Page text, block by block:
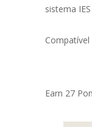
sistema
Earn 27